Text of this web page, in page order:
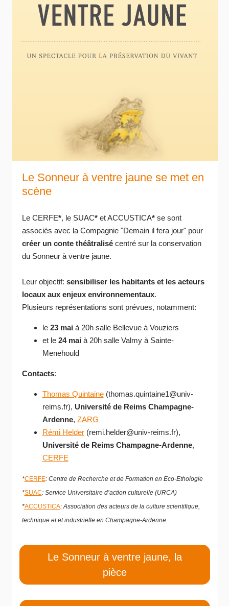
Le Sonneur à ventre jaune se met en
scène
Le CERFE*, le SUAC*et ACCUSTICA*se sont
associés avec la Compagnie "Demain il fera jour" pour
créer un conte théâtralisécentré sur la conservation
du Sonneur à ventre jaune.
Leur objectif: sensibiliser les habitants et les acteurs
locaux aux enjeux environnementaux.
Plusieurs représentations sont prévues, notamment:
le 23 maià 20h salle Bellevue à Vouziers
et le 24 mai à 20h salle Valmy à Sainte-
Menehould
Contacts:
Thomas Quintaine(thomas.quintaine1@univ-
reims.fr), Université de Reims Champagne-
Ardenne, ZARG
Rémi Helder(remi.helder@univ-reims.fr),
Université de Reims Champagne-Ardenne,
CERFE
*CERFE: Centre de Recherche et de Formation en Eco-Ethologie
*SUAC: Service Universitaire d’action culturelle (URCA)
*ACCUSTICA: Association des acteurs de la culture scientifique,
technique et et industrielle en Champagne-Ardenne
Le Sonneur à ventre jaune, la
pièce